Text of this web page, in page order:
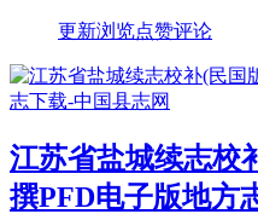
更新浏览点赞评论
江苏省盐城续志校
撰PFD电子版地方